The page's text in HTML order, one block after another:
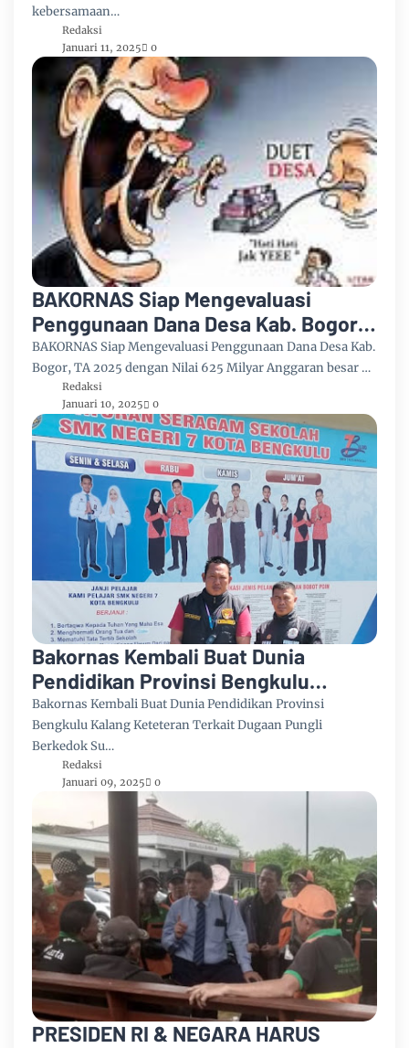
kebersamaan…
Redaksi
Januari 11, 2025
0
BAKORNAS Siap Mengevaluasi
Penggunaan Dana Desa Kab. Bogor.
TA 2025 Dengan Nilai 625 Milyar
BAKORNAS Siap Mengevaluasi Penggunaan Dana Desa Kab.
Bogor, TA 2025 dengan Nilai 625 Milyar Anggaran besar …
Redaksi
Januari 10, 2025
0
Bakornas Kembali Buat Dunia
Pendidikan Provinsi Bengkulu
Kalang Keteteran Terkait Dugaan
Pungli Berkedok Sumbangan
Bakornas Kembali Buat Dunia Pendidikan Provinsi
Bengkulu Kalang Keteteran Terkait Dugaan Pungli
Berkedok Su…
Redaksi
Januari 09, 2025
0
PRESIDEN RI & NEGARA HARUS